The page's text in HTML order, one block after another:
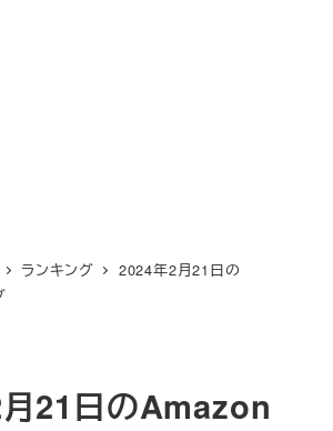
ランキング
2024年2月21日の
21日のAmazon